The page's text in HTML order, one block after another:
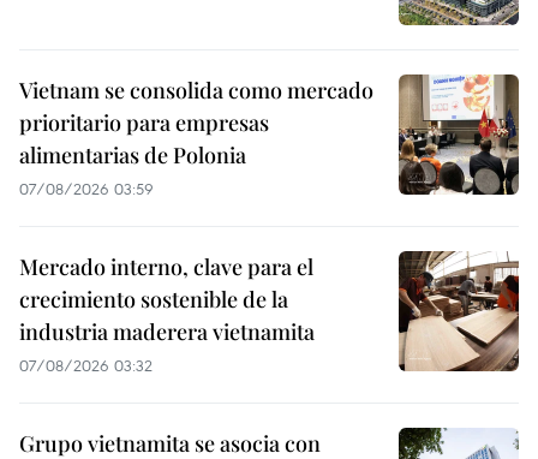
Vietnam se consolida como mercado
prioritario para empresas
alimentarias de Polonia
07/08/2026 03:59
Mercado interno, clave para el
crecimiento sostenible de la
industria maderera vietnamita
07/08/2026 03:32
Grupo vietnamita se asocia con